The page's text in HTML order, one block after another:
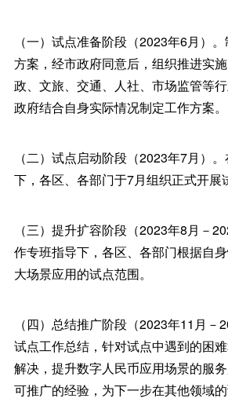
（一）试点准备阶段（2023年6月）
方案，经市政府同意后，组织推进实
政、文旅、交通、人社、市场监管等
政府结合自身实际情况制定工作方案。
（二）试点启动阶段（2023年7月）
下，各区、各部门于7月组织正式开展
（三）提升扩容阶段（2023年8月－
作专班指导下，各区、各部门根据自
大场景应用的试点范围。
（四）总结推广阶段（2023年11月－
试点工作总结，针对试点中遇到的困
解决，提升数字人民币应用场景的服
可推广的经验，为下一步在其他领域